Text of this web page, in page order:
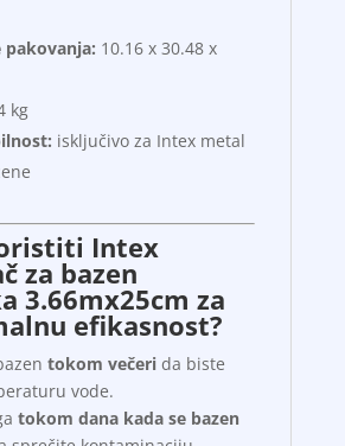
pakovanja: 10.16 x 30.48 x
kg
isključivo za Intex metal
Intex
za bazen
3.66mx25cm za
efikasnost?
tokom večerida biste
vode.
tokom dana kada se bazen